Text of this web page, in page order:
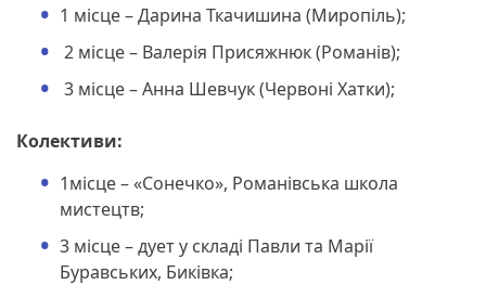
1 місце – Дарина Ткачишина (Миропіль);
2 місце – Валерія Присяжнюк (Романів);
3 місце – Анна Шевчук (Червоні Хатки);
Колективи:
1місце – «Сонечко», Романівська школа
мистецтв;
3 місце – дует у складі Павли та Марії
Буравських, Биківка;